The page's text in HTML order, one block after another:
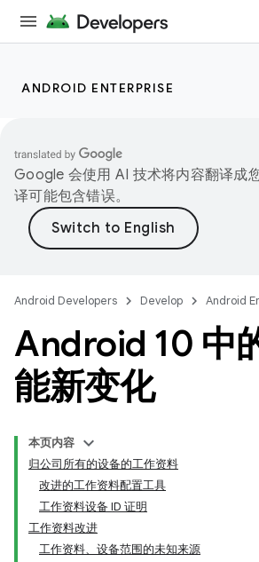
ANDROID ENTERPRISE
Google 会使用 AI 技术将内容翻译成
译可能包含错误。
Android Developers Develop Android
Android 10 中
能新变化
本页内容
归公司所有的设备的工作资料
改进的工作资料配置工具
工作资料设备 ID 证明
工作资料改进
工作资料、设备范围的未知来源